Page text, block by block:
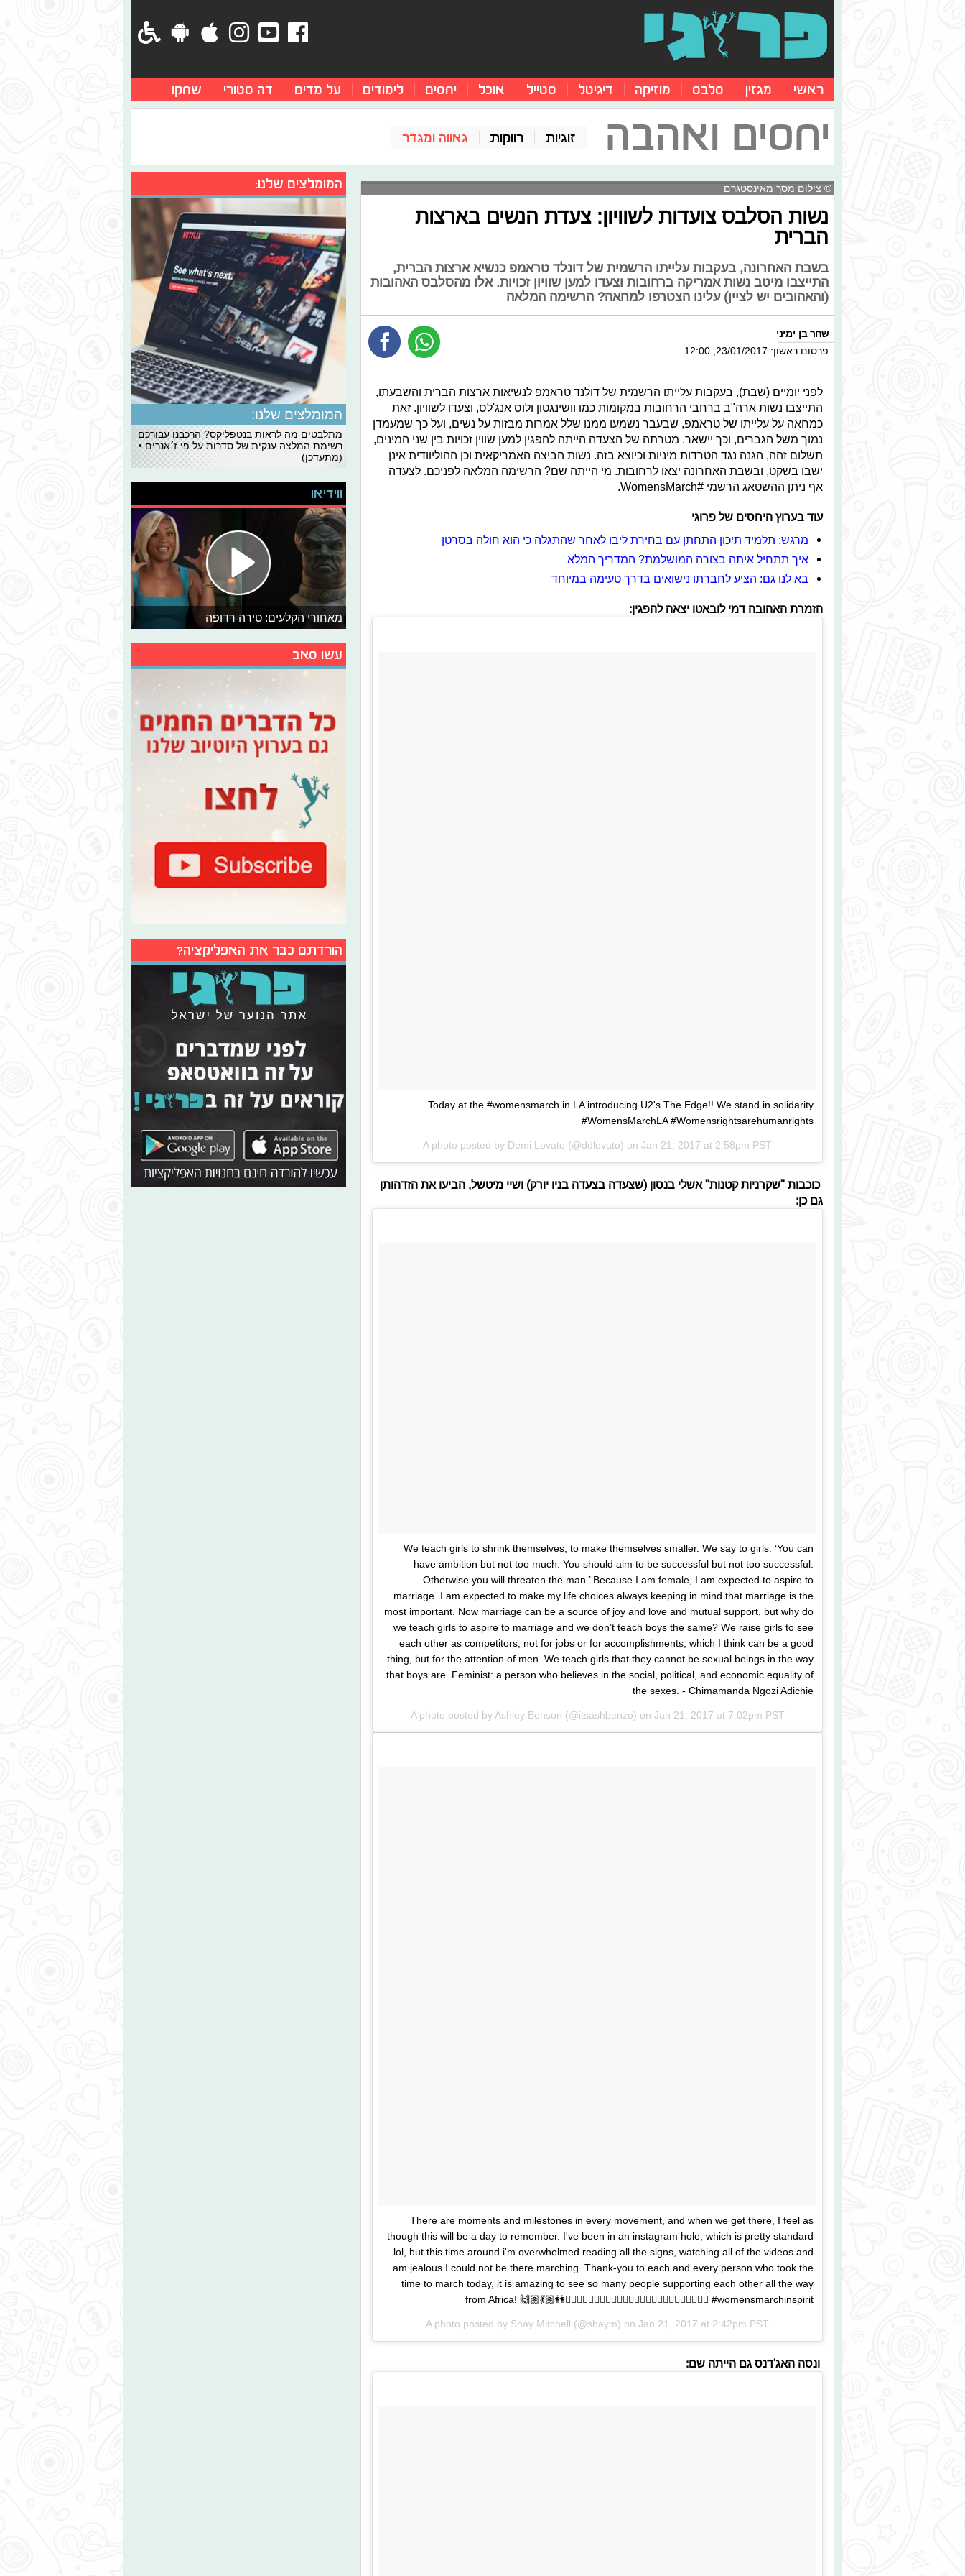
ראשי מגזין סלבס מוזיקה דיגיטל סטייל אוכל יחסים לימודים על מדים דה סטורי שחקו
יחסים ואהבה זוגיות רווקות גאווה ומגדר
© צילום מסך מאינסטגרם
נשות הסלבס צועדות לשוויון: צעדת הנשים בארצות
הברית
בשבת האחרונה, בעקבות עלייתו הרשמית של דונלד טראמפ כנשיא ארצות הברית,
התייצבו מיטב נשות אמריקה ברחובות וצעדו למען שוויון זכויות. אלו מהסלבס האהובות
(והאהובים יש לציין) עלינו הצטרפו למחאה? הרשימה המלאה
שחר בן ימיני
פרסום ראשון: 23/01/2017, 12:00
לפני יומיים (שבת), בעקבות עלייתו הרשמית של דולנד טראמפ לנשיאות ארצות הברית והשבעתו,
התייצבו נשות ארה"ב ברחבי הרחובות במקומות כמו וושינגטון ולוס אנג'לס, וצעדו לשוויון. זאת
כמחאה על עלייתו של טראמפ, שבעבר נשמעו ממנו שלל אמרות מבזות על נשים, ועל כך שמעמדן
נמוך משל הגברים, וכך יישאר. מטרתה של הצעדה הייתה להפגין למען שווין זכויות בין שני המינים,
תשלום זהה, הגנה נגד הטרדות מיניות וכיוצא בזה. נשות הביצה האמריקאית וכן ההוליוודית אינן
ישבו בשקט, ובשבת האחרונה יצאו לרחובות. מי הייתה שם? הרשימה המלאה לפניכם. לצעדה
אף ניתן ההשטאג הרשמי #WomensMarch.
עוד בערוץ היחסים של פרוגי
מרגש: תלמיד תיכון התחתן עם בחירת ליבו לאחר שהתגלה כי הוא חולה בסרטן
איך תתחיל איתה בצורה המושלמת? המדריך המלא
בא לנו גם: הציע לחברתו נישואים בדרך טעימה במיוחד
הזמרת האהובה דמי לובאטו יצאה להפגין:
Today at the #womensmarch in LA introducing U2's The Edge!! We stand in solidarity
#WomensMarchLA #Womensrightsarehumanrights
A photo posted by Demi Lovato (@ddlovato) on Jan 21, 2017 at 2:58pm PST
כוכבות "שקרניות קטנות" אשלי בנסון (שצעדה בצעדה בניו יורק) ושיי מיטשל, הביעו את הזדהותן
גם כן:
We teach girls to shrink themselves, to make themselves smaller. We say to girls: ‘You can
have ambition but not too much. You should aim to be successful but not too successful.
Otherwise you will threaten the man.’ Because I am female, I am expected to aspire to
marriage. I am expected to make my life choices always keeping in mind that marriage is the
most important. Now marriage can be a source of joy and love and mutual support, but why do
we teach girls to aspire to marriage and we don’t teach boys the same? We raise girls to see
each other as competitors, not for jobs or for accomplishments, which I think can be a good
thing, but for the attention of men. We teach girls that they cannot be sexual beings in the way
that boys are. Feminist: a person who believes in the social, political, and economic equality of
the sexes. - Chimamanda Ngozi Adichie
A photo posted by Ashley Benson (@itsashbenzo) on Jan 21, 2017 at 7:02pm PST
There are moments and milestones in every movement, and when we get there, I feel as
though this will be a day to remember. I've been in an instagram hole, which is pretty standard
lol, but this time around i'm overwhelmed reading all the signs, watching all of the videos and
am jealous I could not be there marching. Thank-you to each and every person who took the
time to march today, it is amazing to see so many people supporting each other all the way
from Africa! 🙌🏽💃🏽👭🚶🏻‍♀️🚶🏼‍♀️🚶🏽‍♀️🚶🏾‍♀️🚶🏿‍♀️✊🏽✊🏻✊🏼✊🏾✊🏿 #womensmarchinspirit
A photo posted by Shay Mitchell (@shaym) on Jan 21, 2017 at 2:42pm PST
ונסה האג'דנס גם הייתה שם:
המומלצים שלנו:
המומלצים שלנו:
מתלבטים מה לראות בנטפליקס? הרכבנו עבורכם
רשימת המלצה ענקית של סדרות על פי ז׳אנרים •
(מתעדכן)
ווידיאו
מאחורי הקלעים: טירה רדופה
עשו סאב
הורדתם כבר את האפליקציה?